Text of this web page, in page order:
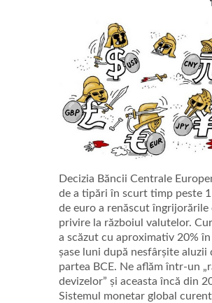
Decizia Băncii Centrale
de a tipări în scurt timp peste
de euro a renăscut îngrijorările
privire la războiul valutelor.
a scăzut cu aproximativ 20%
șase luni după nesfârșite aluzii
partea BCE. Ne aflăm într-un
devizelor” și aceasta încă din
Sistemul monetar global